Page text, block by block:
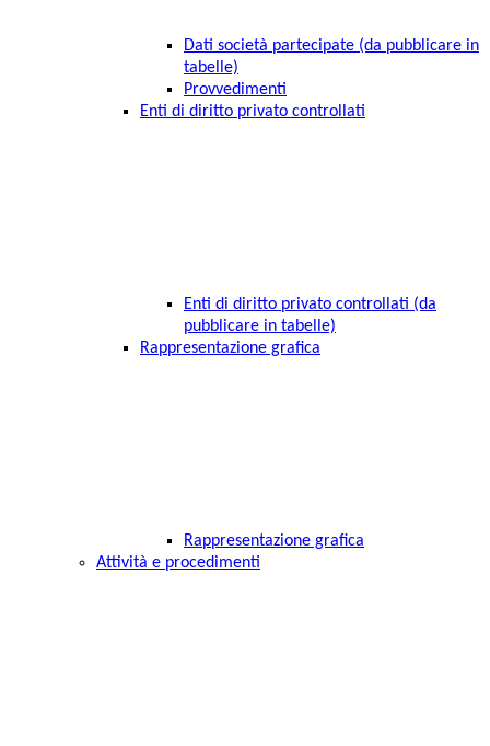
Dati società partecipate (da pubblicare in
tabelle)
Provvedimenti
Enti di diritto privato controllati
Enti di diritto privato controllati (da
pubblicare in tabelle)
Rappresentazione grafica
Rappresentazione grafica
Attività e procedimenti